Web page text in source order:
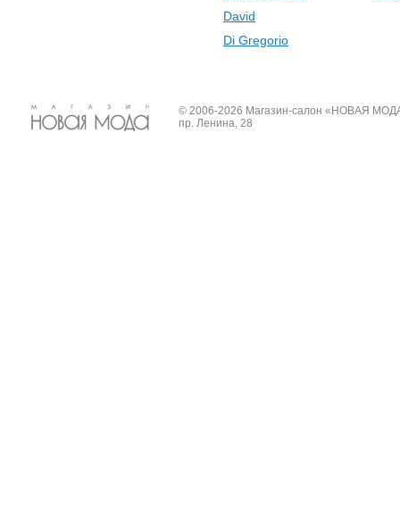
David
Di Gregorio
© 2006-2026 Магазин-салон «НОВАЯ
пр. Ленина, 28